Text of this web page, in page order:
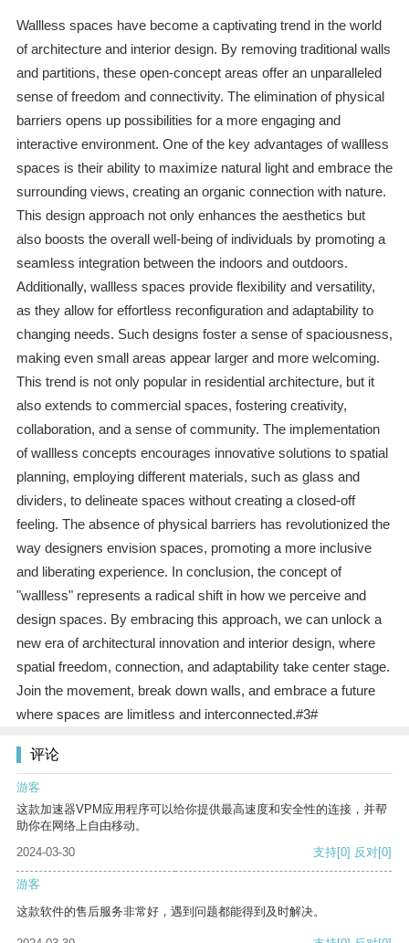
Wallless spaces have become a captivating trend in the world
of architecture and interior design. By removing traditional walls
and partitions, these open-concept areas offer an unparalleled
sense of freedom and connectivity. The elimination of physical
barriers opens up possibilities for a more engaging and
interactive environment. One of the key advantages of wallless
spaces is their ability to maximize natural light and embrace the
surrounding views, creating an organic connection with nature.
This design approach not only enhances the aesthetics but
also boosts the overall well-being of individuals by promoting a
seamless integration between the indoors and outdoors.
Additionally, wallless spaces provide flexibility and versatility,
as they allow for effortless reconfiguration and adaptability to
changing needs. Such designs foster a sense of spaciousness,
making even small areas appear larger and more welcoming.
This trend is not only popular in residential architecture, but it
also extends to commercial spaces, fostering creativity,
collaboration, and a sense of community. The implementation
of wallless concepts encourages innovative solutions to spatial
planning, employing different materials, such as glass and
dividers, to delineate spaces without creating a closed-off
feeling. The absence of physical barriers has revolutionized the
way designers envision spaces, promoting a more inclusive
and liberating experience. In conclusion, the concept of
"wallless" represents a radical shift in how we perceive and
design spaces. By embracing this approach, we can unlock a
new era of architectural innovation and interior design, where
spatial freedom, connection, and adaptability take center stage.
Join the movement, break down walls, and embrace a future
where spaces are limitless and interconnected.#3#
评论
游客
这款加速器VPM应用程序可以给你提供最高速度和安全性的连接，并帮
助你在网络上自由移动。
2024-03-30
支持[0] 反对[0]
游客
这款软件的售后服务非常好，遇到问题都能得到及时解决。